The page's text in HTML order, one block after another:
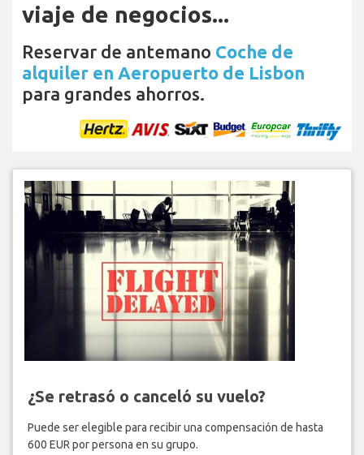
viaje de negocios...
Reservar de antemano Coche de
alquiler en Aeropuerto de Lisbon
para grandes ahorros.
¿Se retrasó o canceló su vuelo?
Puede ser elegible para recibir una compensación de hasta
600 EUR por persona en su grupo.